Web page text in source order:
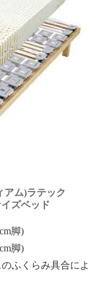
アム)ラテック
ズベッド
脚)
脚)
ふくらみ具合によ